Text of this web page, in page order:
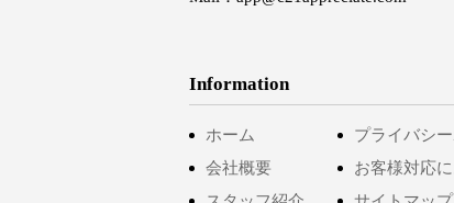
Information
ホーム
会社概要
プライバシ
お客様対応